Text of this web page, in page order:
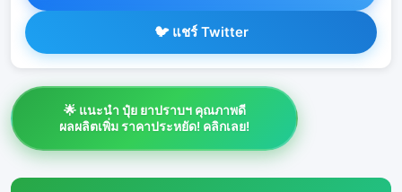
🐦 แชร์ Twitter
🌟 แนะนำ ปุ๋ย ยาปราบฯ คุณภาพดี
ผลผลิตเพิ่ม ราคาประหยัด! คลิกเลย!